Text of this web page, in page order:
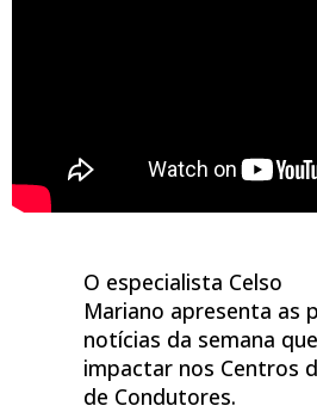
O especialista Celso
Mariano apresenta as
notícias da semana
impactar nos Centros
de Condutores.